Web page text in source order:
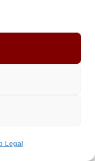
Legal
como
la zona norte
el parque Ku-
a